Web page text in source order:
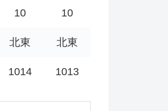
10 10
北東 北東
1014 1013